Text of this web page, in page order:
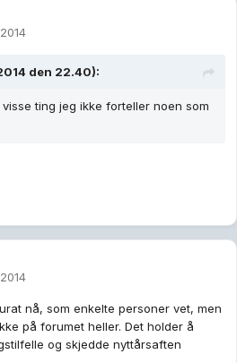
den 22.40):
ting jeg ikke forteller noen som
nå, som enkelte personer vet, men
på forumet heller. Det holder å
og skjedde nyttårsaften